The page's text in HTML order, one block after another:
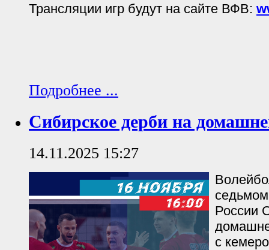
Трансляции игр будут на сайте ВФВ:
Подробнее ...
Сибирское дерби на
14.11.2025 15:27
России
с